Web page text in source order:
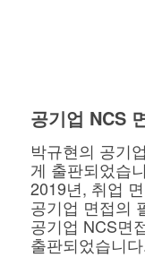
공기업 NCS
박규현의 공기
게 출판되었습
2019년, 취업
공기업 면접의
공기업 NCS면
출판되었습니